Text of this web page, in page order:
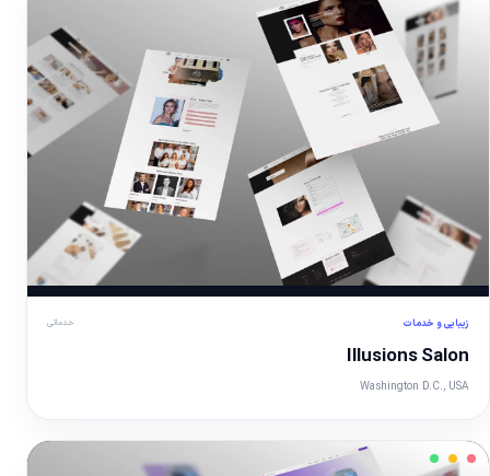
زیبایی و خدمات خدماتی
Illusions Salon
Washington D.C., USA